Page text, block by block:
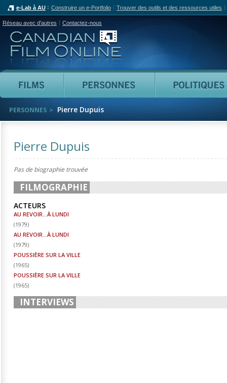
e-Lab à AU Construire un e-Portfolio Trouver des outils et des ressources utiles
Réseau avec d'autres Contactez-nous
Canadian Film Online
Films Personnes
PERSONNES Pierre Dupuis
Pierre Dupuis
Pas de biographie trouvée
FILMOGRAPHIE
ACTEURS
AU REVOIR...À LUNDI
(1979)
AU REVOIR...À LUNDI
(1979)
POUSSIÈRE SUR LA VILLE
(1965)
POUSSIÈRE SUR LA VILLE
(1965)
INTERVIEWS